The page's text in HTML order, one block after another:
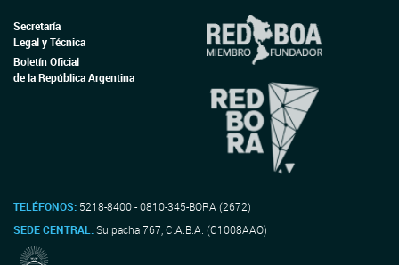
Secretaría
Legal y Técnica
Boletín Oficial
de la República Argentina
TELÉFONOS: 5218-8400 - 0810-345-BORA (2672)
SEDE CENTRAL:Suipacha 767, C.A.B.A. (C1008AAO)